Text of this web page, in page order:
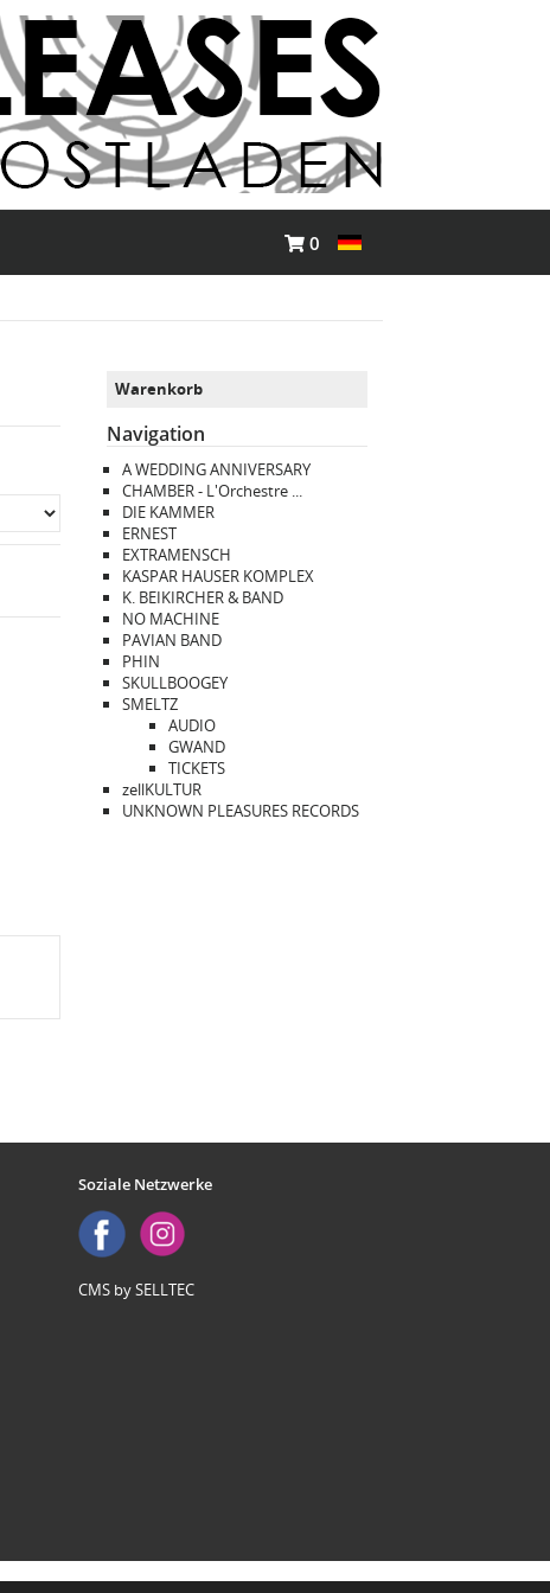
0
Warenkorb
Navigation
A WEDDING ANNIVERSARY
CHAMBER - L'Orchestre ...
DIE KAMMER
ERNEST
EXTRAMENSCH
KASPAR HAUSER KOMPLEX
K. BEIKIRCHER & BAND
NO MACHINE
PAVIAN BAND
PHIN
SKULLBOOGEY
SMELTZ
AUDIO
GWAND
TICKETS
zellKULTUR
UNKNOWN PLEASURES RECORDS
Soziale Netzwerke
CMS by SELLTEC